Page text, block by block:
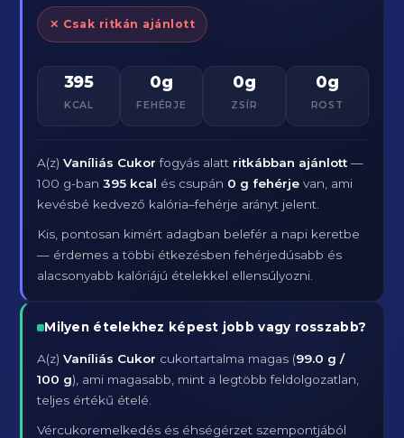
✕ Csak ritkán ajánlott
395
KCAL
0g
FEHÉRJE
0g
ZSÍR
0g
ROST
A(z)Vaníliás Cukor fogyás alatt ritkábban ajánlott —
100 g-ban395 kcal és csupán 0 g fehérje van, ami
kevésbé kedvező kalória–fehérje arányt jelent.
Kis, pontosan kimért adagban belefér a napi keretbe
— érdemes a többi étkezésben fehérjedúsabb és
alacsonyabb kalóriájú ételekkel ellensúlyozni.
Milyen ételekhez képest jobb vagy rosszabb?
A(z)Vaníliás Cukor cukortartalma magas (99.0 g /
100 g), ami magasabb, mint a legtöbb feldolgozatlan,
teljes értékű ételé.
Vércukoremelkedés és éhségérzet szempontjából